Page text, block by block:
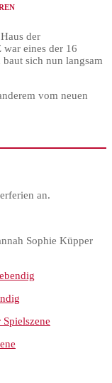
der
eines der 16
sich nun langsam
vom neuen
an.
Sophie Küpper